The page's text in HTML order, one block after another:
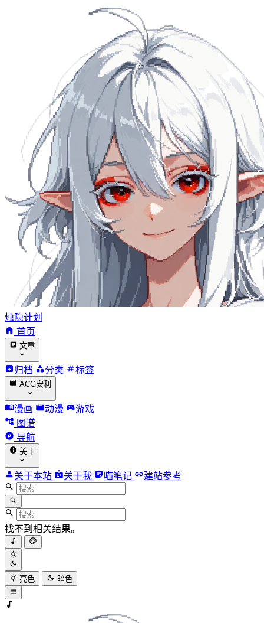
烛隐计划
首页
文章
归档 分类 标签
ACG安利
漫画 动漫
游戏
图谱
导航
关于
关于本站 关于我 喵笔记 建站参考
找不到相关结果。
亮色 暗色